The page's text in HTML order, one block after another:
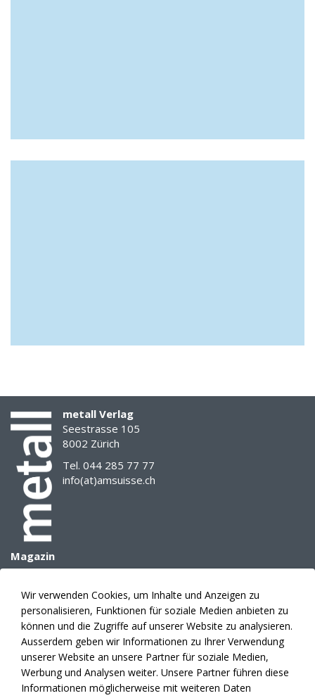
metall Verlag
Seestrasse 105
8002 Zürich
Tel. 044 285 77 77
info(at)amsuisse.ch
Magazin
Archiv
E-Paper
Mediadaten
Themenplanung
Anzeigen
Verlag
Abonnement
Wir verwenden Cookies, um Inhalte und Anzeigen zu
personalisieren, Funktionen für soziale Medien anbieten zu
können und die Zugriffe auf unserer Website zu analysieren.
Ausserdem geben wir Informationen zu Ihrer Verwendung
unserer Website an unsere Partner für soziale Medien,
Werbung und Analysen weiter. Unsere Partner führen diese
Informationen möglicherweise mit weiteren Daten